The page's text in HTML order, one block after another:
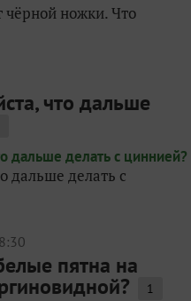
чёрной ножки. Что
что дальше
дальше делать с
пятна на
1